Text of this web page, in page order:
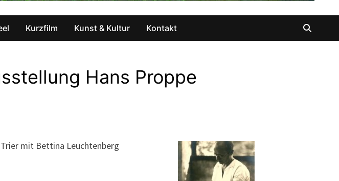
Kurzfilm Kunst & Kultur Kontakt
Hans Proppe
mit Bettina Leuchtenberg